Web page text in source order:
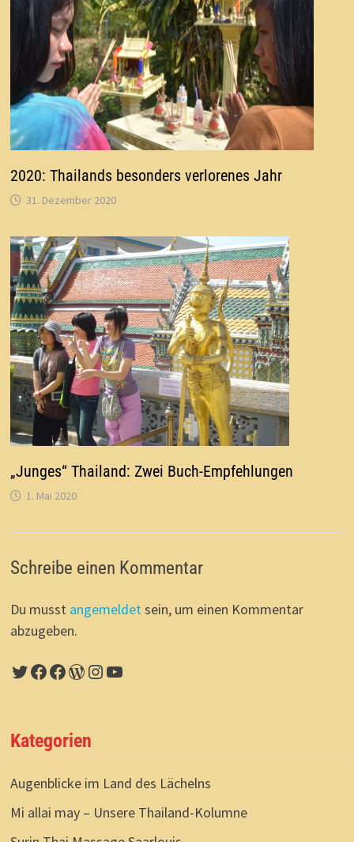
2020: Thailands besonders verlorenes Jahr
31. Dezember 2020
„Junges“ Thailand: Zwei Buch-Empfehlungen
1. Mai 2020
Schreibe einen Kommentar
Du musst angemeldetsein, um einen Kommentar
abzugeben.
Twitter
Facebook
Facebook
WordPress
Instagram
YouTube
Kategorien
Augenblicke im Land des Lächelns
Mi allai may – Unsere Thailand-Kolumne